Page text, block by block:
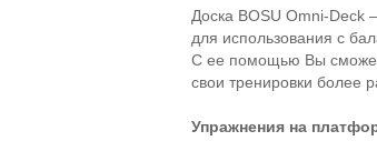
Доска BOSU Omni-Deck
для использования с
С ее помощью Вы
свои тренировки более
Упражнения на